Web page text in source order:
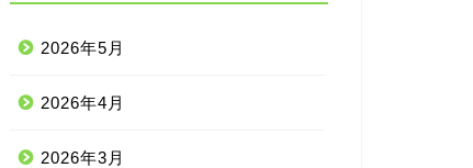
2026年5月
2026年4月
2026年3月